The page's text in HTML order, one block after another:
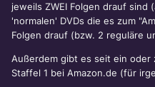
jeweils ZWEI Folgen drauf sind
'normalen' DVDs die es zum
Folgen drauf (bzw. 2 reguläre
Außerdem gibt es seit ein oder
Staffel 1 bei Amazon.de (für